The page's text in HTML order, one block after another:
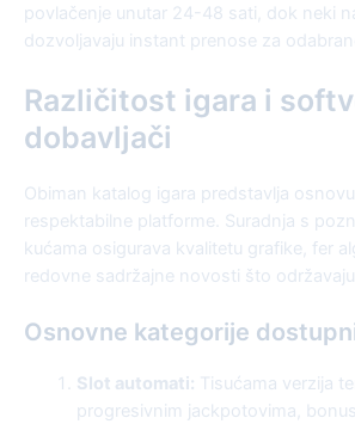
povlačenje unutar 24-48 sati, dok neki
dozvoljavaju instant prenose za
Različitost igara i
dobavljači
Obiman katalog igara predstavlja
respektabilne platforme. Suradnja s
kućama osigurava kvalitetu grafike, fer
redovne sadržajne novosti što
Osnovne kategorije
Slot automati: Tisućama verzija
progresivnim jackpotovima,